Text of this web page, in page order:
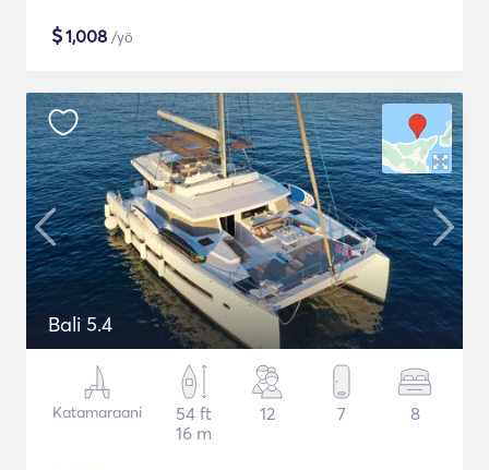
$1,008 /yö
Bali 5.4
Katamaraani
54 ft
16 m
12 7 8